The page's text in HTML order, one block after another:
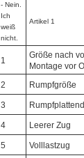
- Nein.
Ich
weiß
nicht.
Artikel 1
1
Größe nach
Montage vor
2 Rumpfgröße
3
4 Leerer Zug
5 Volllastzug